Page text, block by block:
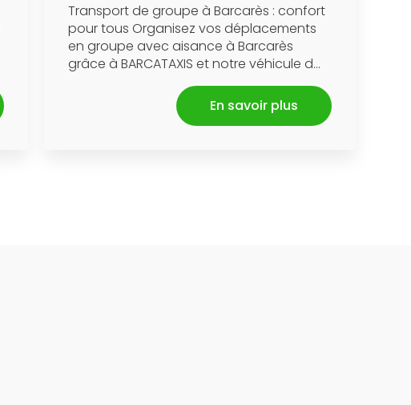
Transport de groupe à Barcarès : confort
pour tous Organisez vos déplacements
en groupe avec aisance à Barcarès
grâce à BARCATAXIS et notre véhicule d...
En savoir plus